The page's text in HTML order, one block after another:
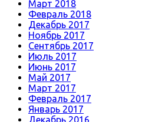
Март 2018
Февраль 2018
Декабрь 2017
Ноябрь 2017
Сентябрь 2017
Июль 2017
Июнь 2017
Май 2017
Март 2017
Февраль 2017
Январь 2017
Декабрь 2016